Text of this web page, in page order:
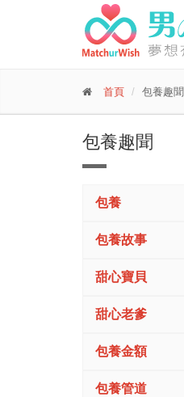
首頁 包養趣聞
包養趣聞
包養
包養故事
甜心寶貝
甜心老爹
包養金額
包養管道